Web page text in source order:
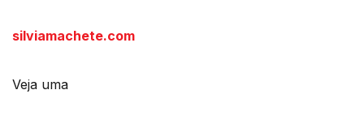
silviamachete.com
Veja uma